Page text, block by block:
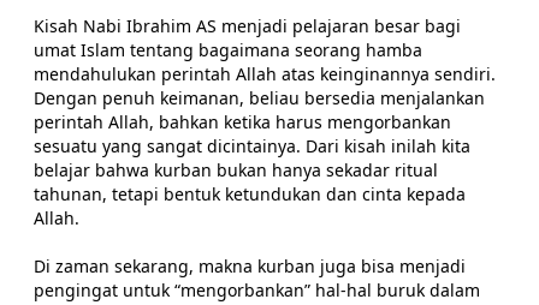
Kisah Nabi Ibrahim AS menjadi pelajaran besar bagi
umat Islam tentang bagaimana seorang hamba
mendahulukan perintah Allah atas keinginannya sendiri.
Dengan penuh keimanan, beliau bersedia menjalankan
perintah Allah, bahkan ketika harus mengorbankan
sesuatu yang sangat dicintainya. Dari kisah inilah kita
belajar bahwa kurban bukan hanya sekadar ritual
tahunan, tetapi bentuk ketundukan dan cinta kepada
Allah.
Di zaman sekarang, makna kurban juga bisa menjadi
pengingat untuk “mengorbankan” hal-hal buruk dalam